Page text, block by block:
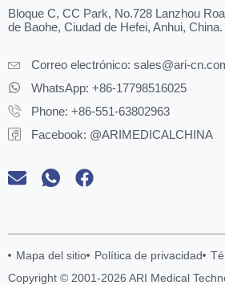
Bloque C, CC Park, No.728 Lanzhou
de Baohe, Ciudad de Hefei, Anhui, China.
Correo electrónico: sales@ari-
WhatsApp: +86-17798516025
Phone: +86-551-63802963
Facebook: @ARIMEDICALCHINA
Mapa del sitio Política de privacidad
Copyright © 2001-2026 ARI Medical